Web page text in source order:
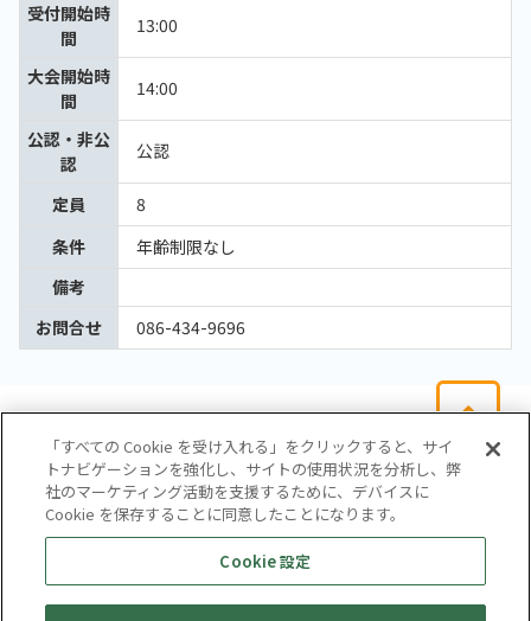
受付開始時
間
13:00
大会開始時
間
14:00
公認・非公
認
公認
定員
8
条件
年齢制限なし
備考
お問合せ
086-434-9696
会社概要
サイトマップ
お問い合わせ
個人情報保護方針
株式会社テイツー
「すべての Cookie を受け入れる」をクリックすると、サイ
トナビゲーションを強化し、サイトの使用状況を分析し、弊
社のマーケティング活動を支援するために、デバイスに
Cookie を保存することに同意したことになります。
Cookie 設定